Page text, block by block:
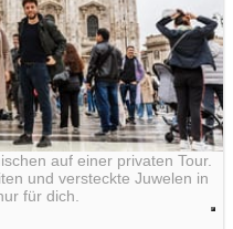
auf einer privaten Tour.
und versteckte Juwelen in
für dich.